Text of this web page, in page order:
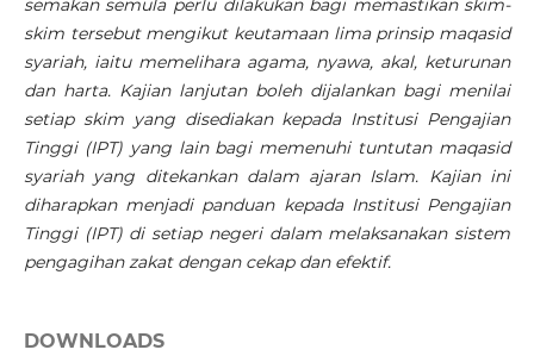
semakan semula perlu dilakukan bagi memastikan skim-
skim tersebut mengikut keutamaan lima prinsip maqasid
syariah, iaitu memelihara agama, nyawa, akal, keturunan
dan harta. Kajian lanjutan boleh dijalankan bagi menilai
setiap skim yang disediakan kepada Institusi Pengajian
Tinggi (IPT) yang lain bagi memenuhi tuntutan maqasid
syariah yang ditekankan dalam ajaran Islam. Kajian ini
diharapkan menjadi panduan kepada Institusi Pengajian
Tinggi (IPT) di setiap negeri dalam melaksanakan sistem
pengagihan zakat dengan cekap dan efektif.
DOWNLOADS